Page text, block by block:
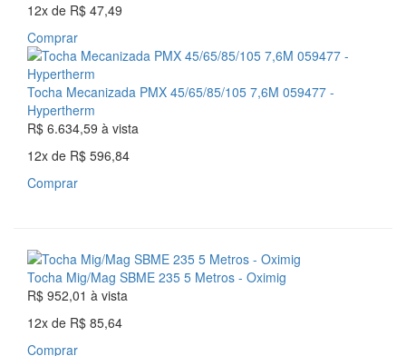
12x de R$ 47,49
Comprar
Tocha Mecanizada PMX 45/65/85/105 7,6M 059477 -
Hypertherm
R$ 6.634,59 à vista
12x de R$ 596,84
Comprar
Tocha Mig/Mag SBME 235 5 Metros - Oximig
R$ 952,01 à vista
12x de R$ 85,64
Comprar